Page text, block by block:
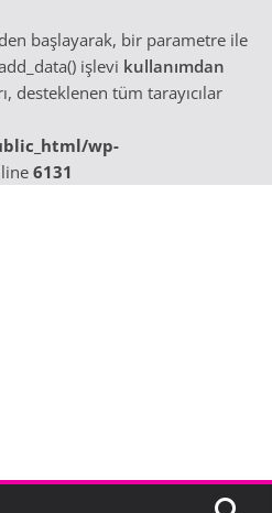
başlayarak, bir parametre ile
işlevi kullanımdan
desteklenen tüm tarayıcılar
wp-
6131